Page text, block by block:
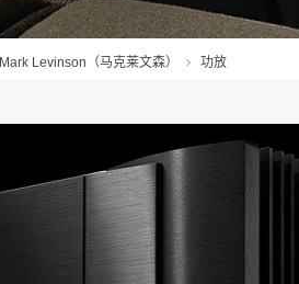
Mark Levinson（马克莱文森） 功放